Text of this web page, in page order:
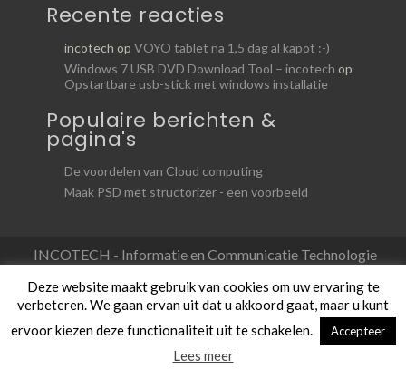
Recente reacties
incotech op VOYO tablet na 1,5 dag al kapot :-)
Windows 7 USB DVD Download Tool – incotech op
Opstartbare usb-stick met windows installatie
Populaire berichten &
pagina's
De voordelen van Cloud computing
Maak PSD met structorizer - een voorbeeld
INCOTECH - Informatie en Communicatie Technologie
Deze website maakt gebruik van cookies om uw ervaring te
verbeteren. We gaan ervan uit dat u akkoord gaat, maar u kunt
ervoor kiezen deze functionaliteit uit te schakelen.
Accepteer
Lees meer